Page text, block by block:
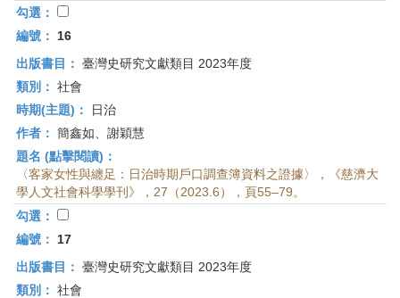
勾選：
編號：
16
出版書目： 臺灣史研究文獻類目 2023年度
類別： 社會
時期(主題)：
日治
作者： 簡鑫如、謝穎慧
題名 (點擊閱讀)：
〈客家女性與纏足：日治時期戶口調查簿資料之證據〉，《慈濟大
學人文社會科學學刊》，27（2023.6），頁55–79。
勾選：
編號：
17
出版書目： 臺灣史研究文獻類目 2023年度
類別： 社會